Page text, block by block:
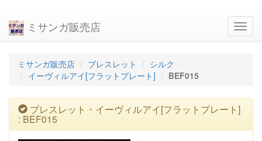
ミサンガ販売店
ミサンガ販売店 ブレスレット
シルク
イーヴィルアイ[フラットプレート]
BEF015
ブレスレット・イーヴィルアイ[フラットプレート]
: BEF015